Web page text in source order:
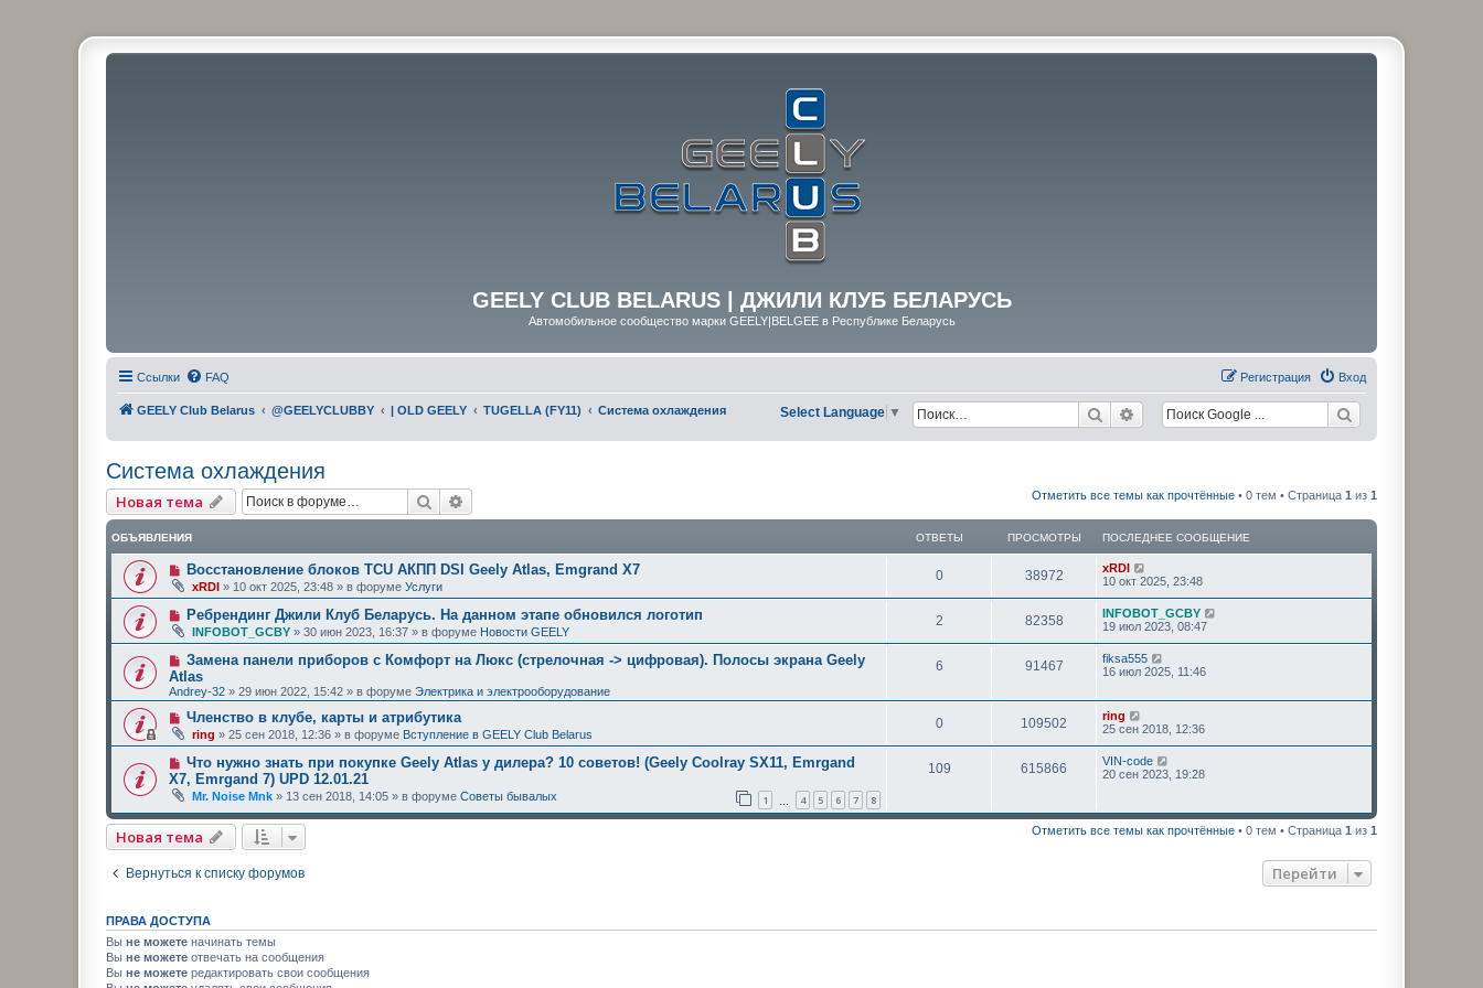
GEELY CLUB BELARUS | ДЖИЛИ КЛУБ БЕЛАРУСЬ
Автомобильное сообщество марки GEELY|BELGEE в Республике Беларусь
Ссылки FAQ Вход
Регистрация
GEELY Club Belarus @GEELYCLUBBY | OLD GEELY TUGELLA (FY11) Система охлаждения Поиск Расширенный поиск
Select Language ▼
Система охлаждения
Новая тема Поиск Отметить все темы как прочтённые • 0 тем • Страница 1 из 1
ОБЪЯВЛЕНИЯ ОТВЕТЫ ПРОСМОТРЫ ПОСЛЕДНЕЕ СООБЩЕНИЕ
Восстановление блоков TCU АКПП DSI Geely Atlas, Emgrand X7
xRDI » 10 окт 2025, 23:48 » в форуме Услуги
0 38972
xRDI
10 окт 2025, 23:48
Ребрендинг Джили Клуб Беларусь. На данном этапе обновился логотип
INFOBOT_GCBY » 30 июн 2023, 16:37 » в форуме Новости GEELY
2 82358
INFOBOT_GCBY
19 июл 2023, 08:47
Замена панели приборов с Комфорт на Люкс (стрелочная -> цифровая). Полосы экрана Geely
Atlas
Andrey-32 » 29 июн 2022, 15:42 » в форуме Электрика и электрооборудование
6 91467
fiksa555
16 июл 2025, 11:46
Членство в клубе, карты и атрибутика
ring » 25 сен 2018, 12:36 » в форуме Вступление в GEELY Club Belarus
0 109502
ring
25 сен 2018, 12:36
Что нужно знать при покупке Geely Atlas у дилера? 10 советов! (Geely Coolray SX11, Emrgand
X7, Emrgand 7) UPD 12.01.21
Mr. Noise Mnk » 13 сен 2018, 14:05 » в форуме Советы бывалых 1 4 5 6 7 8
109 615866
VIN-code
20 сен 2023, 19:28
Новая тема Отметить все темы как прочтённые • 0 тем • Страница 1 из 1
Вернуться к списку форумов Перейти
ПРАВА ДОСТУПА
Вы не можете начинать темы
Вы не можете отвечать на сообщения
Вы не можете редактировать свои сообщения